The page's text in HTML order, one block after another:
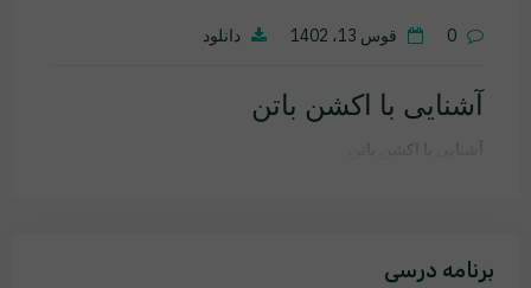
0 قوس 13، 1402 دانلود
آشنایی با اکشن باتن
آشنایی با اکشن باتن
برنامه درسی